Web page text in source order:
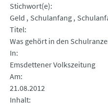
Stichwort(e)
Geld
Schulanfang
Titel
Was gehört in den
In
Emsdettener Volkszeitung
Am
21.08.2012
Inhalt